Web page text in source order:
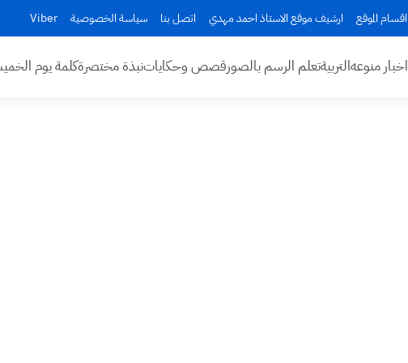
اقسام الموقع ارشيف موقع الاستاذ احمد مهدي اتصل بنا سياسة الخصوصية Viber
اخبار منوعهالتربيةتعلم الرسم بالصورقصص وحكاياتنبذة مختصرةكلمة يوم